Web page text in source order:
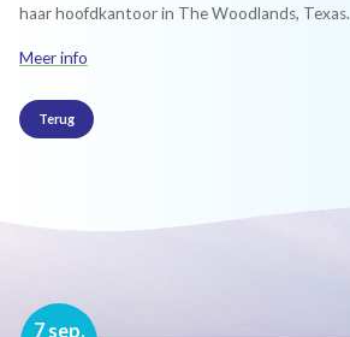
haar hoofdkantoor in The Woodlands, Texas.
Meer info
Terug
7 sep.
16 nov.